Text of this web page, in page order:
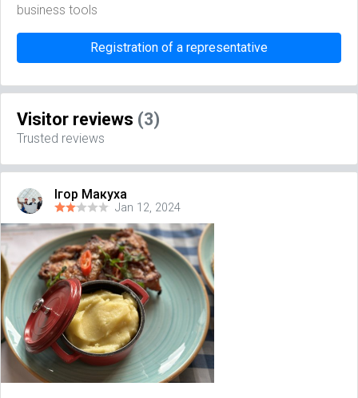
business tools
Registration of a representative
Visitor reviews (3)
Trusted reviews
Ігор Макуха
Jan 12, 2024